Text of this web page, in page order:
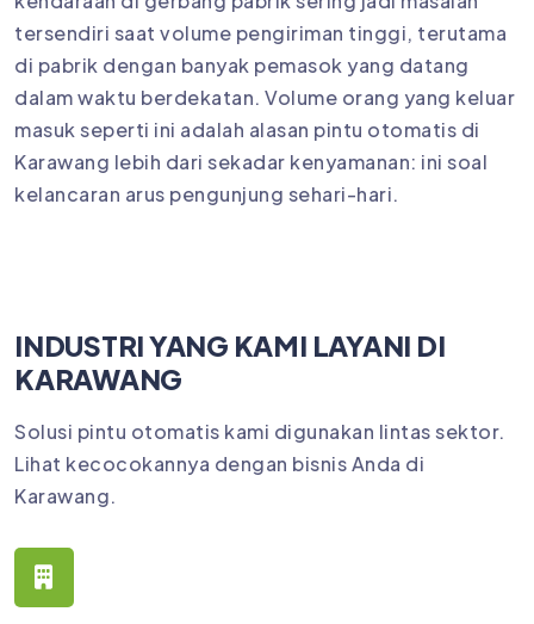
tersendiri saat volume pengiriman tinggi, terutama
di pabrik dengan banyak pemasok yang datang
dalam waktu berdekatan. Volume orang yang keluar
masuk seperti ini adalah alasan pintu otomatis di
Karawang lebih dari sekadar kenyamanan: ini soal
kelancaran arus pengunjung sehari-hari.
INDUSTRI YANG KAMI LAYANI DI
KARAWANG
Solusi pintu otomatis kami digunakan lintas sektor.
Lihat kecocokannya dengan bisnis Anda di
Karawang.